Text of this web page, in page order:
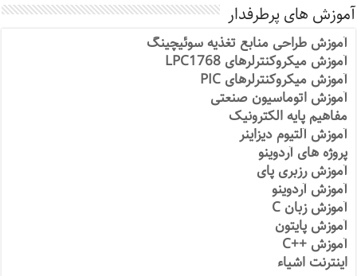
آموزش های پرطرفدار
آموزش طراحی منابع تغذیه سوئیچینگ
آموزش میکروکنترلرهای LPC1768
آموزش میکروکنترلرهای PIC
آموزش اتوماسیون صنعتی
مفاهیم پایه الکترونیک
آموزش آلتیوم دیزاینر
پروژه های آردوینو
آموزش رزبری پای
آموزش آردوینو
آموزش زبان C
آموزش پایتون
آموزش ++C
اینترنت اشیاء